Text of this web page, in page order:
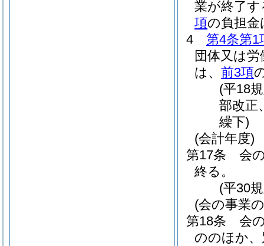
業が終了
項の負担金
4
第4条第1
団体又は
は、 前3項
(平18
部改正
繰下)
(会計年度)
第17条
会
終る。
(平30
(会の事業
第18条
会
ののほか